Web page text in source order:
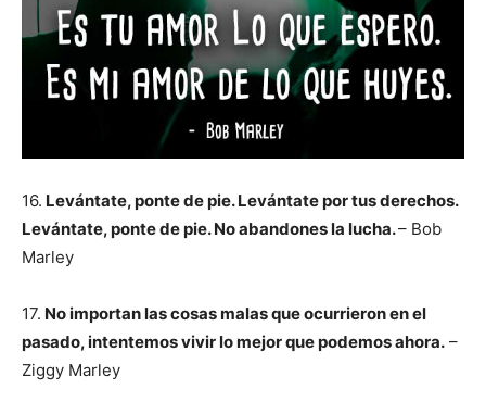
16. Levántate, ponte de pie. Levántate por tus derechos.
Levántate, ponte de pie. No abandones la lucha.– Bob
Marley
17. No importan las cosas malas que ocurrieron en el
pasado, intentemos vivir lo mejor que podemos ahora. –
Ziggy Marley